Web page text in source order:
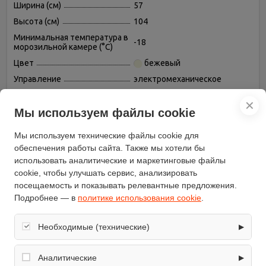
Ширина (см)
57
Высота (см)
104
Минимальная температура в
морозильной камере (°C)
-18
Цвет
бежевый
Управление
электромеханическое
Количество дверей
1
(кг/cутки)
10
Хладагент
R600a (изобутан)
Уровень шума (дБ)
Возможность
перевешивания двери
есть
ручное
Общий объем (л)
✕
Мы используем файлы cookie
Мы используем технические файлы cookie для
обеспечения работы сайта. Также мы хотели бы
использовать аналитические и маркетинговые файлы
cookie, чтобы улучшать сервис, анализировать
посещаемость и показывать релевантные предложения.
Подробнее — в политике использования cookie
Необходимые (технические) ▶
Обеспечивают корректную работу сайта: оформление
заказа, корзина, вход в личный кабинет. Без них основные
Аналитические ▶